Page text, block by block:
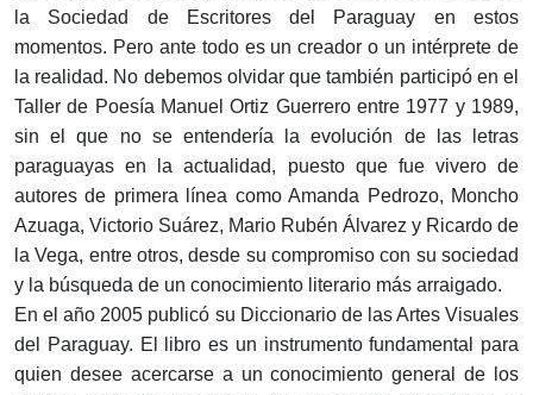
la Sociedad de Escritores del Paraguay en estos
momentos. Pero ante todo es un creador o un intérprete de
la realidad. No debemos olvidar que también participó en el
Taller de Poesía Manuel Ortiz Guerrero entre 1977 y 1989,
sin el que no se entendería la evolución de las letras
paraguayas en la actualidad, puesto que fue vivero de
autores de primera línea como Amanda Pedrozo, Moncho
Azuaga, Victorio Suárez, Mario Rubén Álvarez y Ricardo de
la Vega, entre otros, desde su compromiso con su sociedad
y la búsqueda de un conocimiento literario más arraigado.
En el año 2005 publicó su Diccionario de las Artes Visuales
del Paraguay. El libro es un instrumento fundamental para
quien desee acercarse a un conocimiento general de los